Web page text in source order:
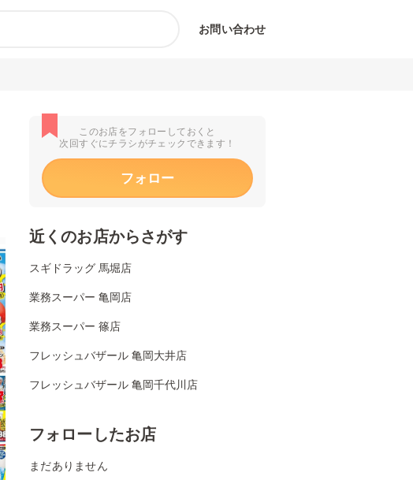
お問い合わせ
このお店をフォローしておくと
次回すぐにチラシがチェックできます！
フォロー
近くのお店からさがす
スギドラッグ 馬堀店
業務スーパー 亀岡店
業務スーパー 篠店
フレッシュバザール 亀岡大井店
フレッシュバザール 亀岡千代川店
フォローしたお店
まだありません